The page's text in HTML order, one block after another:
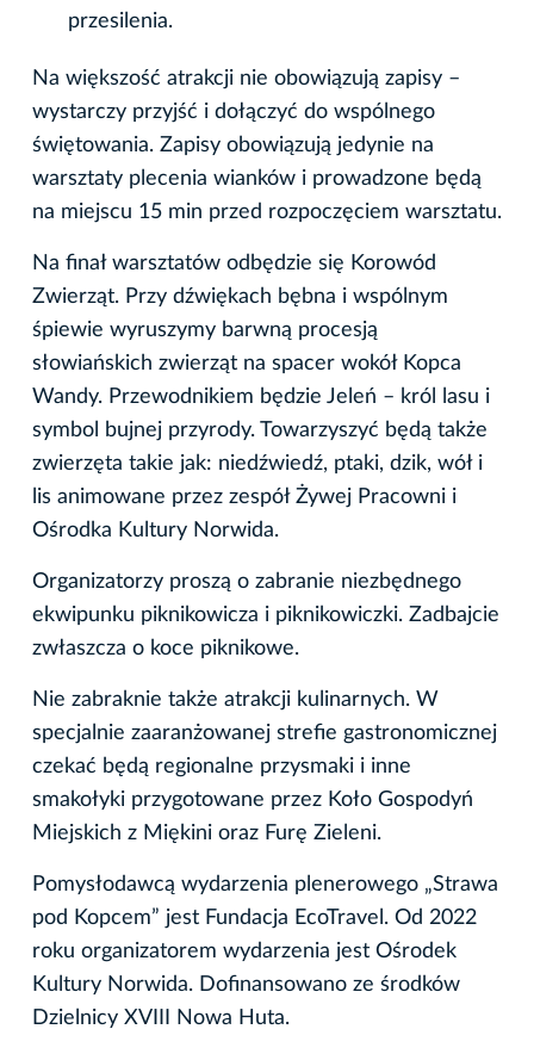
przesilenia.
Na większość atrakcji nie obowiązują zapisy –
wystarczy przyjść i dołączyć do wspólnego
świętowania. Zapisy obowiązują jedynie na
warsztaty plecenia wianków i prowadzone będą
na miejscu 15 min przed rozpoczęciem warsztatu.
Na finał warsztatów odbędzie się Korowód
Zwierząt. Przy dźwiękach bębna i wspólnym
śpiewie wyruszymy barwną procesją
słowiańskich zwierząt na spacer wokół Kopca
Wandy. Przewodnikiem będzie Jeleń – król lasu i
symbol bujnej przyrody. Towarzyszyć będą także
zwierzęta takie jak: niedźwiedź, ptaki, dzik, wół i
lis animowane przez zespół Żywej Pracowni i
Ośrodka Kultury Norwida.
Organizatorzy proszą o zabranie niezbędnego
ekwipunku piknikowicza i piknikowiczki. Zadbajcie
zwłaszcza o koce piknikowe.
Nie zabraknie także atrakcji kulinarnych. W
specjalnie zaaranżowanej strefie gastronomicznej
czekać będą regionalne przysmaki i inne
smakołyki przygotowane przez Koło Gospodyń
Miejskich z Miękini oraz Furę Zieleni.
Pomysłodawcą wydarzenia plenerowego „Strawa
pod Kopcem” jest Fundacja EcoTravel. Od 2022
roku organizatorem wydarzenia jest Ośrodek
Kultury Norwida. Dofinansowano ze środków
Dzielnicy XVIII Nowa Huta.